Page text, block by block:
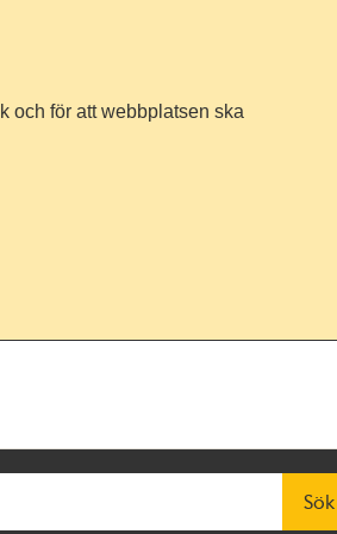
och för att webbplatsen ska
Sök